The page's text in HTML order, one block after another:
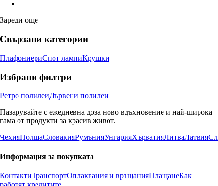
Зареди още
Свързани категории
ПлафониериСпот лампиКрушки
Избрани филтри
Ретро полилеиДървени полилеи
Пазарувайте с ежедневна доза ново вдъхновение и най-широка
гама от продукти за красив живот.
ЧехияПолшаСловакияРумънияУнгарияХърватияЛитваЛатвия
Информация за покупката
КонтактиТранспортОплаквания и връщанияПлащанеКак
работят кредитите